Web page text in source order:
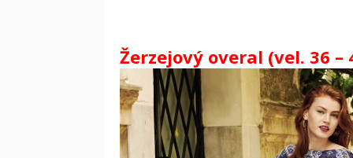
Žerzejový overal (vel. 36 –